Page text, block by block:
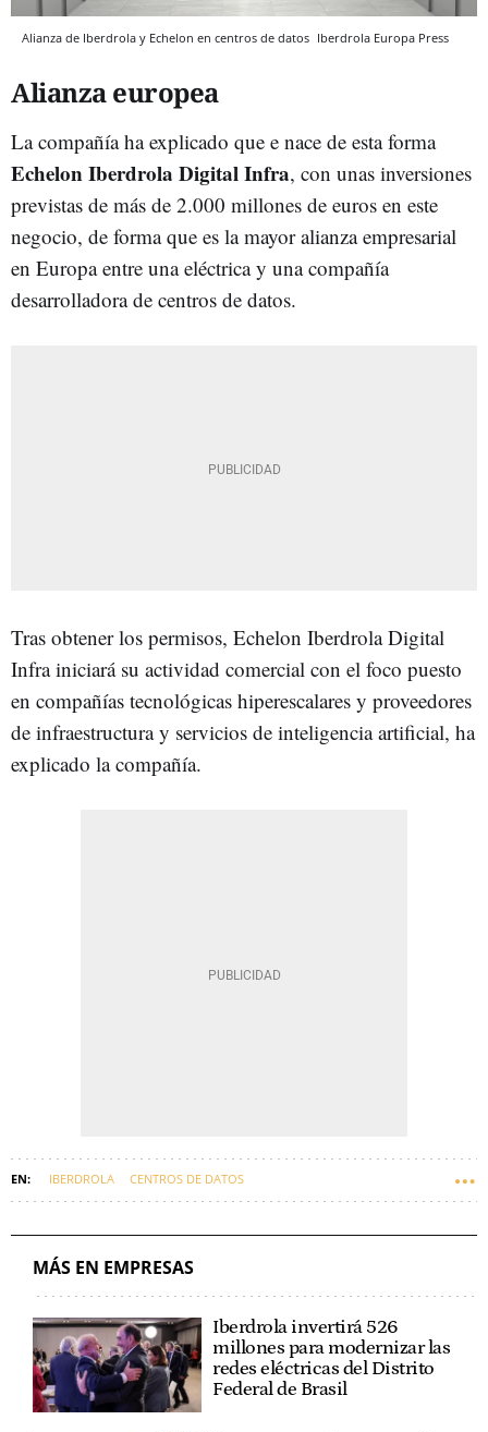
Alianza de Iberdrola y Echelon en centros de datos Iberdrola Europa Press
Alianza europea
La compañía ha explicado que e nace de esta forma
Echelon Iberdrola Digital Infra, con unas inversiones
previstas de más de 2.000 millones de euros en este
negocio, de forma que es la mayor alianza empresarial
en Europa entre una eléctrica y una compañía
desarrolladora de centros de datos.
Tras obtener los permisos, Echelon Iberdrola Digital
Infra iniciará su actividad comercial con el foco puesto
en compañías tecnológicas hiperescalares y proveedores
de infraestructura y servicios de inteligencia artificial, ha
explicado la compañía.
IBERDROLA CENTROS DE DATOS
MÁS EN EMPRESAS
Iberdrola invertirá 526
millones para modernizar las
redes eléctricas del Distrito
Federal de Brasil